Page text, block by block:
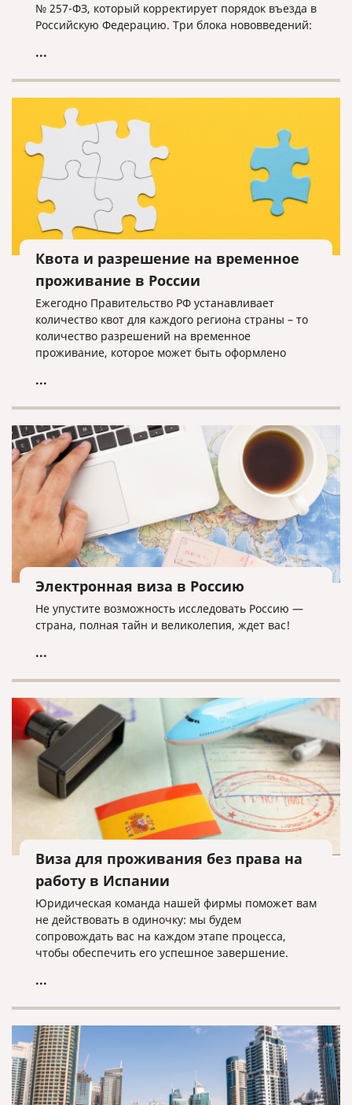
№ 257-ФЗ, который корректирует порядок въезда в
Российскую Федерацию. Три блока нововведений:
...
Квота и разрешение на временное
проживание в России
Ежегодно Правительство РФ устанавливает
количество квот для каждого региона страны – то
количество разрешений на временное
проживание, которое может быть оформлено
получения такого разрешения.
...
Электронная виза в Россию
Не упустите возможность исследовать Россию —
страна, полная тайн и великолепия, ждет вас!
...
Виза для проживания без права на
работу в Испании
Юридическая команда нашей фирмы поможет вам
не действовать в одиночку: мы будем
сопровождать вас на каждом этапе процесса,
чтобы обеспечить его успешное завершение.
...